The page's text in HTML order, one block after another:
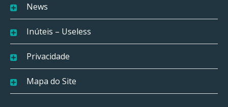
News
Inúteis – Useless
Privacidade
Mapa do Site